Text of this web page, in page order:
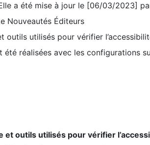
a été mise à jour le [06/03/2023]
Nouveautés Éditeurs
outils utilisés pour vérifier
réalisées avec les configurations
et outils utilisés pour vérifier